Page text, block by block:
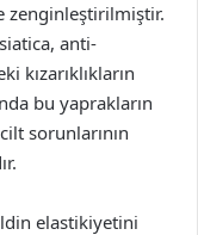
zenginleştirilmiştir.
anti-
kızarıklıkların
bu yaprakların
sorunlarının
elastikiyetini